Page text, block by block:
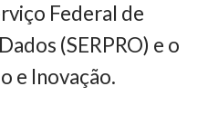
Federal de
(SERPRO) e o
e Inovação.